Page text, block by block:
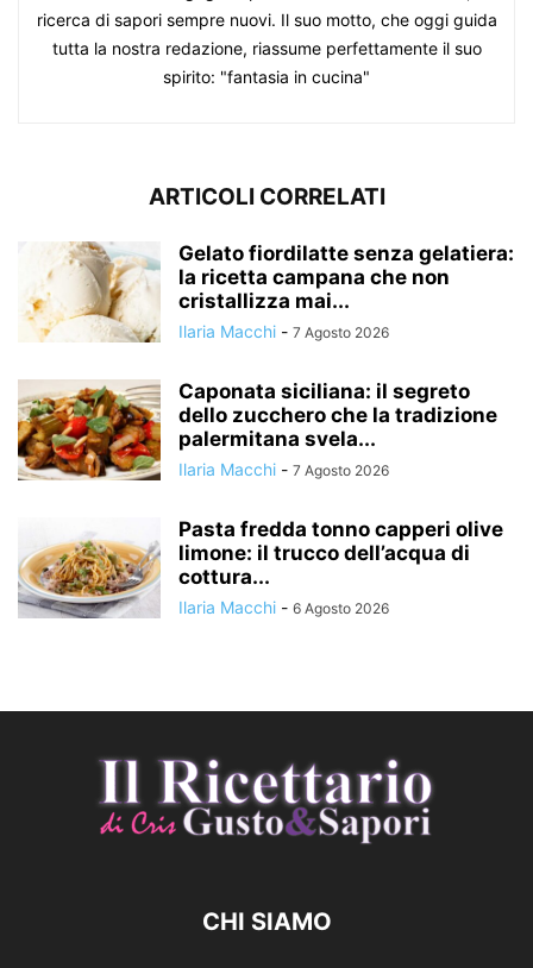
ricerca di sapori sempre nuovi. Il suo motto, che oggi guida
tutta la nostra redazione, riassume perfettamente il suo
spirito: "fantasia in cucina"
ARTICOLI CORRELATI
Gelato fiordilatte senza gelatiera:
la ricetta campana che non
cristallizza mai...
Ilaria Macchi - 7 Agosto 2026
Caponata siciliana: il segreto
dello zucchero che la tradizione
palermitana svela...
Ilaria Macchi - 7 Agosto 2026
Pasta fredda tonno capperi olive
limone: il trucco dell’acqua di
cottura...
Ilaria Macchi - 6 Agosto 2026
CHI SIAMO